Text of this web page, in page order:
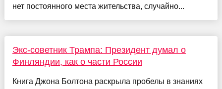
нет постоянного места жительства, случайно...
Экс-советник Трампа: Президент думал о
Финляндии, как о части России
Книга Джона Болтона раскрыла пробелы в знаниях